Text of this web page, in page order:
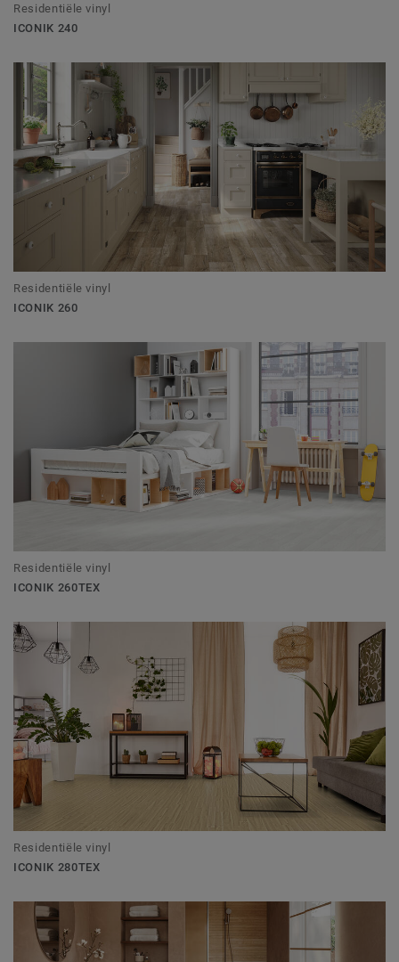
Residentiële vinyl
ICONIK 240
Residentiële vinyl
ICONIK 260
Residentiële vinyl
ICONIK 260TEX
Residentiële vinyl
ICONIK 280TEX